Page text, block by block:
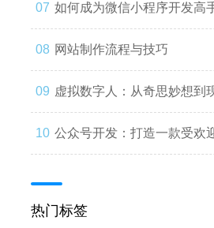
如何成为微信小程序开发高
网站制作流程与技巧
虚拟数字人：从奇思妙想到
公众号开发：打造一款受欢
热门标签